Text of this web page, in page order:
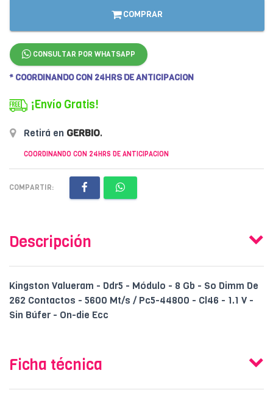
COMPRAR
CONSULTAR POR WHATSAPP
* COORDINANDO CON 24HRS DE ANTICIPACION
¡Envío Gratis!
Retirá en GERBIO.
COORDINANDO CON 24HRS DE ANTICIPACION
COMPARTIR:
Descripción
Kingston Valueram - Ddr5 - Módulo - 8 Gb - So Dimm De
262 Contactos - 5600 Mt/s / Pc5-44800 - Cl46 - 1.1 V -
Sin Búfer - On-die Ecc
Ficha técnica